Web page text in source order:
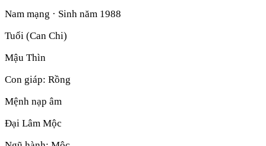
Nam mạng · Sinh năm 1988
Tuổi (Can Chi)
Mậu Thìn
Con giáp: Rồng
Mệnh nạp âm
Đại Lâm Mộc